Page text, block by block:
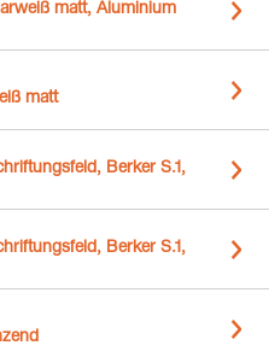
matt, Aluminium
matt
Berker S.1,
Berker S.1,